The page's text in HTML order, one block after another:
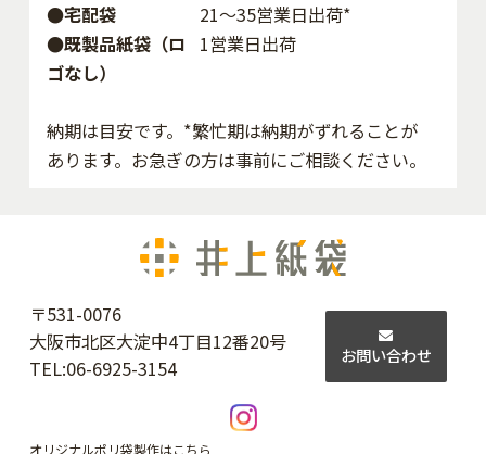
●宅配袋
21～35営業日出荷*
●既製品紙袋（ロ
ゴなし）
1営業日出荷
納期は目安です。*繁忙期は納期がずれることが
あります。お急ぎの方は事前にご相談ください。
〒531-0076
大阪市北区大淀中4丁目12番20号
TEL:06-6925-3154
お問い合わせ
オリジナルポリ袋製作はこちら